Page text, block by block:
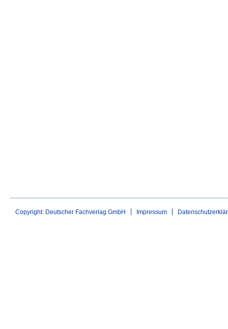
Copyright: Deutscher Fachverlag GmbH Impressum